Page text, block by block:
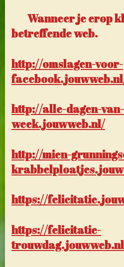
Wanneer je erop
betreffende web.
http://omslagen-voor-
http://alle-dagen-
week.jouwweb.nl/
http://mien-
https://
https://felicitatie-